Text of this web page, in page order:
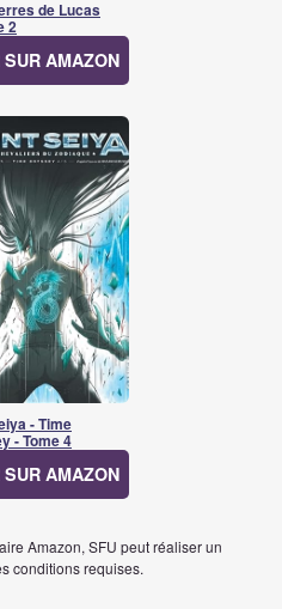
de Lucas
2
SUR AMAZON
- Time
- Tome 4
SUR AMAZON
Amazon, SFU peut réaliser un
conditions requises.